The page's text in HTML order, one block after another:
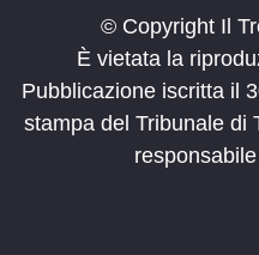
© Copyright Il
È vietata la
Pubblicazione iscritta il
stampa del Tribunale di